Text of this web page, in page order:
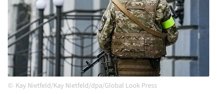
Kay Nietfeld/Kay Nietfeld/dpa/Global Look Press